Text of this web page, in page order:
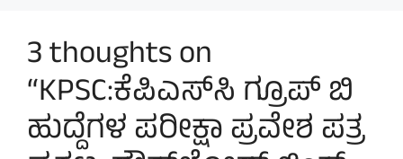
3 thoughts on
“KPSC:ಕೆಪಿಎಸ್‌ಸಿ ಗ್ರೂಪ್‌ ಬಿ
ಹುದ್ದೆಗಳ ಪರೀಕ್ಷಾ ಪ್ರವೇಶ ಪತ್ರ